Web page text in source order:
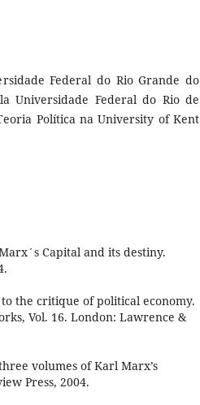
Federal do Rio Grande do
Universidade Federal do Rio de
Política na University of Kent
Capital and its destiny.
the critique of political economy.
Vol. 16. London: Lawrence &
volumes of Karl Marx’s
Press, 2004.